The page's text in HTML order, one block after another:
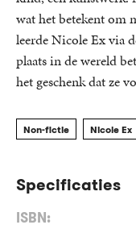
wat het betekent om
leerde Nicole Ex via
plaats in de wereld
het geschenk dat ze
Non-fictie Nicole Ex
Specificaties
ISBN: